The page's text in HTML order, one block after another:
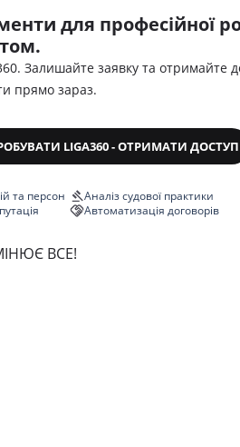
для професійної
Залишайте заявку та отримайте
прямо зараз.
LIGA360 - ОТРИМАТИ ДОСТУП
та персон
Аналіз судової практики
Автоматизація договорів
ВСЕ!